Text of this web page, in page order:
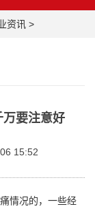
资讯 >
要注意好
15:52
情况的，一些经